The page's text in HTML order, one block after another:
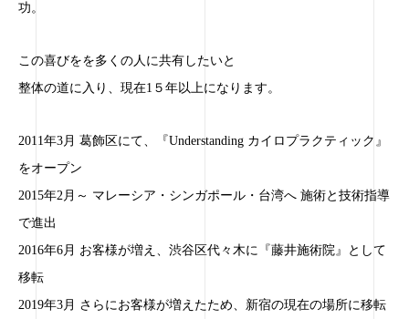
功。
この喜びをを多くの人に共有したいと
整体の道に入り、現在1５年以上になります。
2011年3月 葛飾区にて、『Understanding カイロプラクティック』
をオープン
2015年2月～ マレーシア・シンガポール・台湾へ 施術と技術指導
で進出
2016年6月 お客様が増え、渋谷区代々木に『藤井施術院』として
移転
2019年3月 さらにお客様が増えたため、新宿の現在の場所に移転